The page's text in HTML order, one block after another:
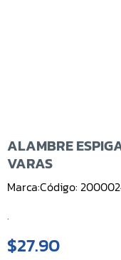
ALAMBRE
VARAS
Marca:Código:
.
$27.90